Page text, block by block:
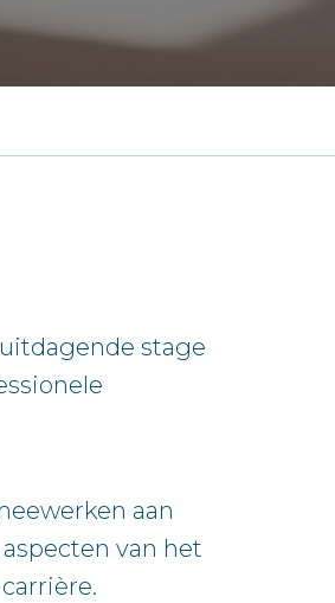
stage
aan
van het